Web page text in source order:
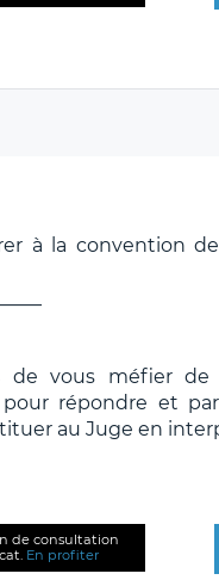
à la convention
de vous méfier
répondre et
au Juge en
de consultation
En profiter